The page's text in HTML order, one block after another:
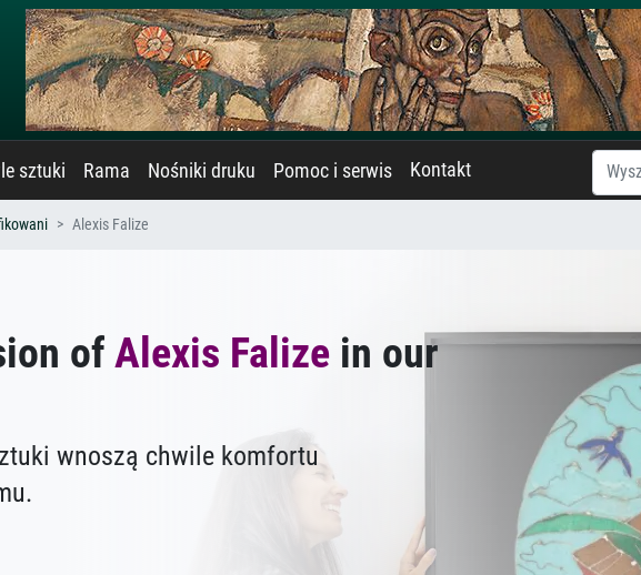
sztuki Rama Nośniki druku Pomoc i serwis Kontakt
Alexis Falize
of Alexis Falize in our
wnoszą chwile komfortu